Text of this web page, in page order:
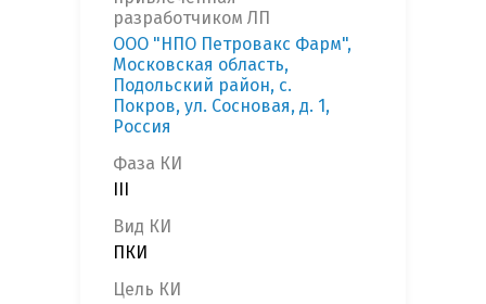
разработчиком ЛП
ООО "НПО Петровакс Фарм",
Московская область,
Подольский район, с.
Покров, ул. Сосновая, д. 1,
Россия
Фаза КИ
Вид КИ
ПКИ
Цель КИ